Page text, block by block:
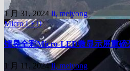
1 月 31, 2024li, meiyong
Micro LED
镭昱全彩Micro-LED微显示屏重磅
1 月 11, 2024li, meiyong